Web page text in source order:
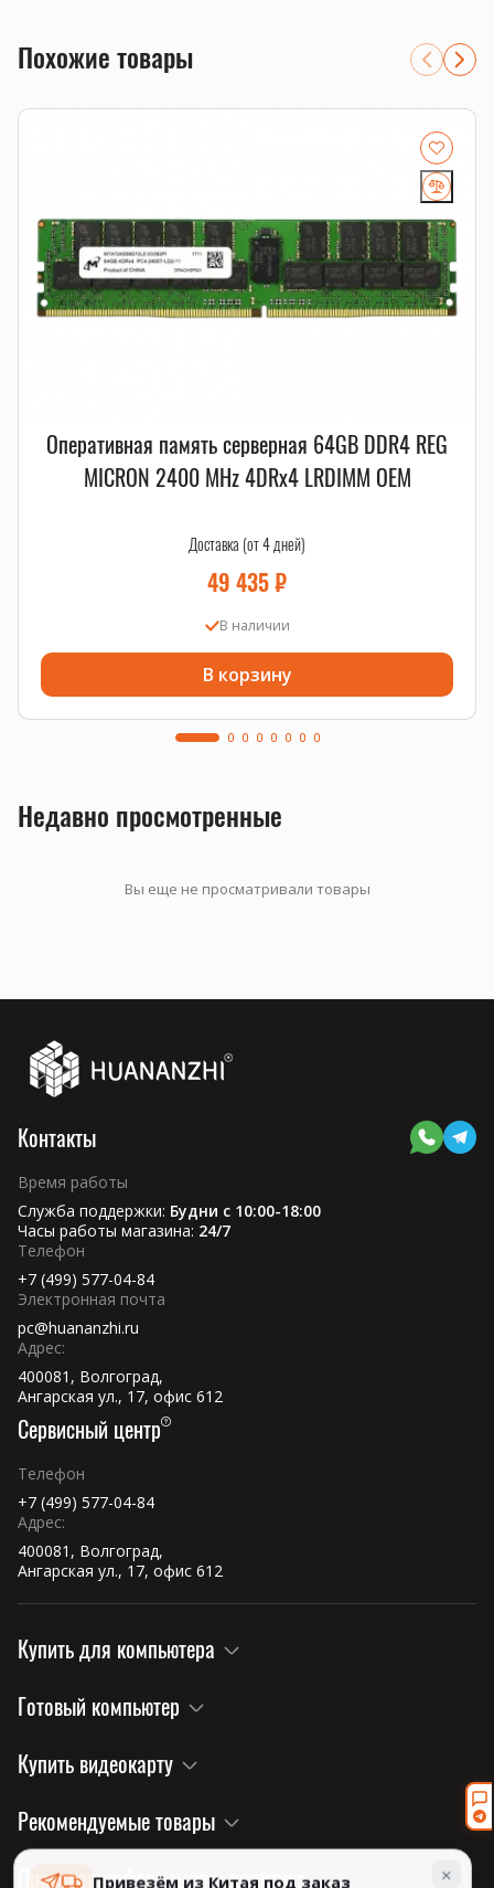
системы, где важны ECC-коррекция ошибок и стабильная
работа 24/7
подходящую плату, процессор, память, накопитель или
серверную корзину под вашу конфигурацию. Для серверных
комплектующих особенно важно сверить поколение
платформы, форм-фактор, интерфейс и part number.
Похожие товары
Оперативная память серверная 64GB DDR4 REG
MICRON 2400 MHz 4DRx4 LRDIMM OEM
Доставка (от 4 дней)
49 435₽
В наличии
В корзину
Недавно просмотренные
Вы еще не просматривали товары
Контакты
Время работы
Служба поддержки: Будни с 10:00-18:00
Часы работы магазина: 24/7
Телефон
+7 (499) 577-04-84
Электронная почта
pc@huananzhi.ru
Адрес:
400081, Волгоград,
Ангарская ул., 17, офис 612
Сервисный центр
Телефон
+7 (499) 577-04-84
Адрес:
400081, Волгоград,
Ангарская ул., 17, офис 612
Купить для компьютера
Готовый компьютер
Купить видеокарту
Рекомендуемые товары
Правовая информация и политика
×
Привезём из Китая под заказ